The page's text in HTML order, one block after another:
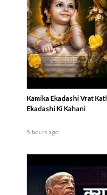
Kamika Ekadashi Vrat Katha
Ekadashi Ki Kahani
5 hours ago